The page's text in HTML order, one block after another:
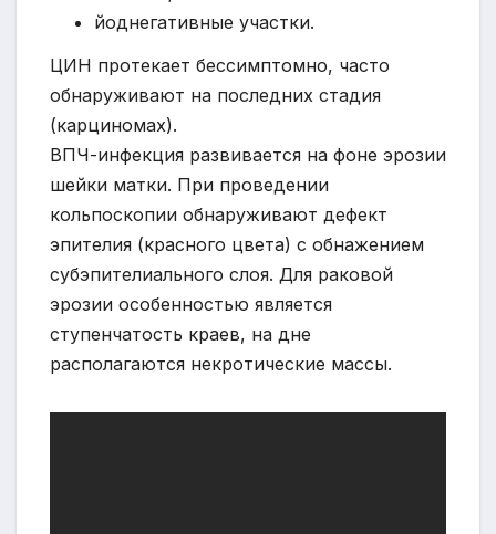
йоднегативные участки.
ЦИН протекает бессимптомно, часто
обнаруживают на последних стадия
(карциномах).
ВПЧ-инфекция развивается на фоне эрозии
шейки матки. При проведении
кольпоскопии обнаруживают дефект
эпителия (красного цвета) с обнажением
субэпителиального слоя. Для раковой
эрозии особенностью является
ступенчатость краев, на дне
располагаются некротические массы.